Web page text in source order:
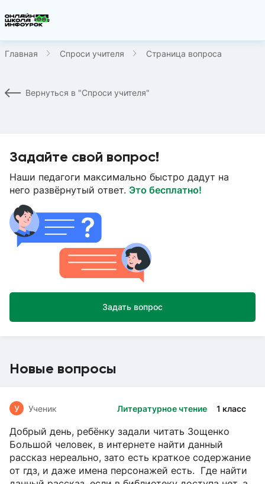
Главная Спроси учителя Страница вопроса
Вернуться в "Спроси учителя"
Задайте свой вопрос!
Наши педагоги максимально быстро дадут на
него развёрнутый ответ. Это бесплатно!
Задать вопрос
Новые вопросы
Литературное чтение 1 класс
У Ученик
Добрый день, ребёнку задали читать Зощенко
Большой человек, в интернете найти данный
рассказ нереально, зато есть краткое содержание
от гдз, и даже имена персонажей есть. Где найти